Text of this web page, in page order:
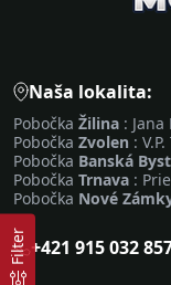
Filter
Naša lokalita:
Pobočka Žilina : Jana
Pobočka Zvolen :
Pobočka Banská
Pobočka Trnava :
Pobočka Nové
+421 915 032